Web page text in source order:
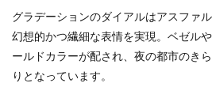
グラデーションのダイアルはアスファ
幻想的かつ繊細な表情を実現。ベゼル
ールドカラーが配され、夜の都市のき
りとなっています。